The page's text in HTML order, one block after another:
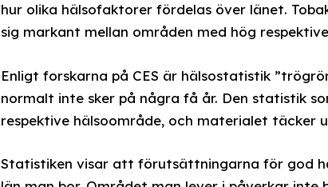
hur olika hälsofaktorer fördelas över länet.
sig markant mellan områden med hög
Enligt forskarna på CES är hälsostatistik
normalt inte sker på några få år. Den statistik
respektive hälsoområde, och materialet täcker
Statistiken visar att förutsättningarna för god